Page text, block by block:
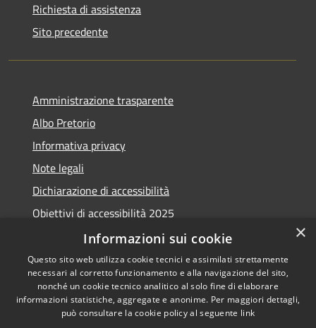
Richiesta di assistenza
Sito precedente
Amministrazione trasparente
Albo Pretorio
Informativa privacy
Note legali
Dichiarazione di accessibilità
Obiettivi di accessibilità 2025
Meccanismo di feedback
RSS
Accessibilità
Copyright © 2026 • Comune di
×
Informazioni sui cookie
Questo sito web utilizza cookie tecnici e assimilati strettamente
necessari al corretto funzionamento e alla navigazione del sito,
nonché un cookie tecnico analitico al solo fine di elaborare
informazioni statistiche, aggregate e anonime. Per maggiori dettagli,
può consultare la cookie policy al seguente link